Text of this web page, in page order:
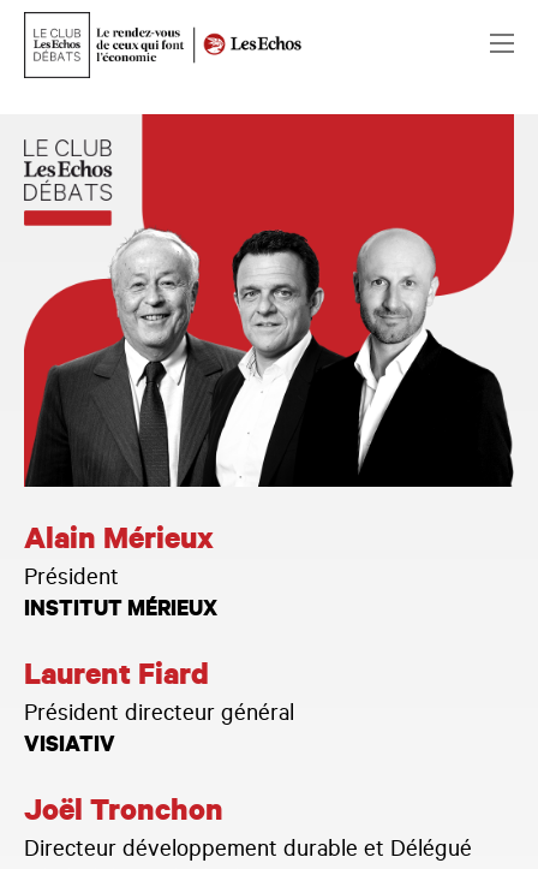
Alain Mérieux
Président
INSTITUT MÉRIEUX
Laurent Fiard
Président directeur général
VISIATIV
Joël Tronchon
Directeur développement durable et Délégué